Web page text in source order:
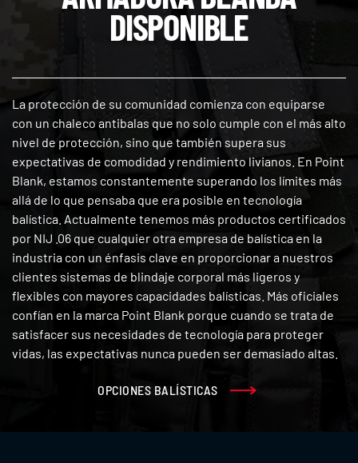
DISPONIBLE
La protección de su comunidad comienza con equiparse
con un chaleco antibalas que no solo cumple con el más alto
nivel de protección, sino que también supera sus
expectativas de comodidad y rendimiento livianos. En Point
Blank, estamos constantemente superando los límites más
allá de lo que pensaba que era posible en tecnología
balística. Actualmente tenemos más productos certificados
por NIJ .06 que cualquier otra empresa de balística en la
industria con un énfasis clave en proporcionar a nuestros
clientes sistemas de blindaje corporal más ligeros y
flexibles con mayores capacidades balísticas. Más oficiales
confían en la marca Point Blank porque cuando se trata de
satisfacer sus necesidades de tecnología para proteger
vidas, las expectativas nunca pueden ser demasiado altas.
OPCIONES BALÍSTICAS